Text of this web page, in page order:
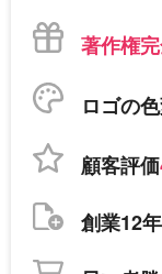
著作権
ロゴの
顧客評価
創業12年